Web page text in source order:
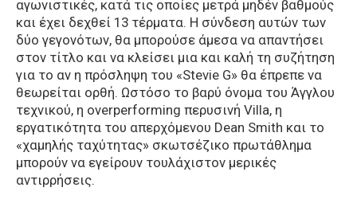
αγωνιστικές, κατά τις οποίες μετρά μηδέν βαθμούς
και έχει δεχθεί 13 τέρματα. Η σύνδεση αυτών των
δύο γεγονότων, θα μπορούσε άμεσα να απαντήσει
στον τίτλο και να κλείσει μια και καλή τη συζήτηση
για το αν η πρόσληψη του «Stevie G» θα έπρεπε να
θεωρείται ορθή. Ωστόσο το βαρύ όνομα του Άγγλου
τεχνικού, η overperforming περυσινή Villa, η
εργατικότητα του απερχόμενου Dean Smith και το
«χαμηλής ταχύτητας» σκωτσέζικο πρωτάθλημα
μπορούν να εγείρουν τουλάχιστον μερικές
αντιρρήσεις.